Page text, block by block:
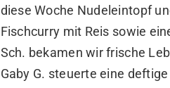
diese Woche Nudeleintopf
Fischcurry mit Reis sowie
Sch. bekamen wir frische
Gaby G. steuerte eine